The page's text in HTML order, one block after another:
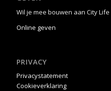
Wil je mee bouwen aan City
Online geven
PRIVACY
Privacystatement
Cookieverklaring